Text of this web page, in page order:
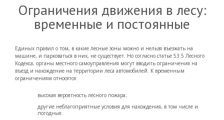
Ограничения движения в лесу:
временные и постоянные
Единых правил о том, в какие лесные зоны можно и нельзя въезжать на
машине, и парковаться в них, не существует. Но согласно статье 53.5 Лесного
Кодекса, органы местного самоуправления могут вводить ограничения на
въезд и нахождение на территории леса автомобилей. К временным
ограничениям относятся:
высокая вероятность лесного пожара;
другие неблагоприятные условия для нахождения, в том числе и
погодные.